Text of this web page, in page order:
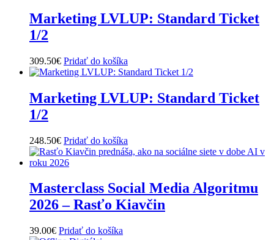
Marketing LVLUP: Standard Ticket
1/2
309.50€ Pridať do košíka
Marketing LVLUP: Standard Ticket
1/2
248.50€ Pridať do košíka
Masterclass Social Media Algoritmu
2026 – Rasťo Kiavčin
39.00€ Pridať do košíka